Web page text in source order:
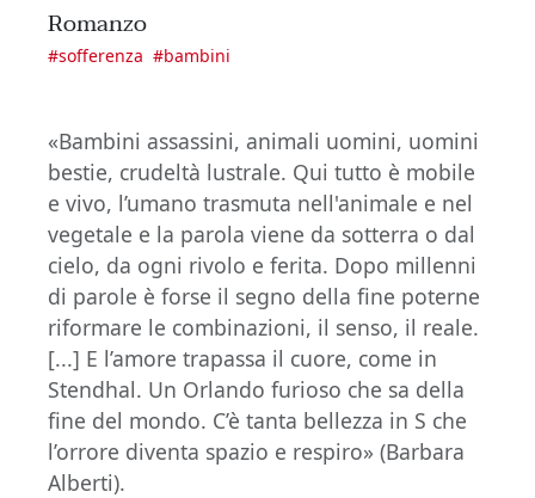
Romanzo
#sofferenza #bambini
«Bambini assassini, animali uomini, uomini
bestie, crudeltà lustrale. Qui tutto è mobile
e vivo, l’umano trasmuta nell'animale e nel
vegetale e la parola viene da sotterra o dal
cielo, da ogni rivolo e ferita. Dopo millenni
di parole è forse il segno della fine poterne
riformare le combinazioni, il senso, il reale.
[...] E l’amore trapassa il cuore, come in
Stendhal. Un Orlando furioso che sa della
fine del mondo. C’è tanta bellezza in S che
l’orrore diventa spazio e respiro» (Barbara
Alberti).